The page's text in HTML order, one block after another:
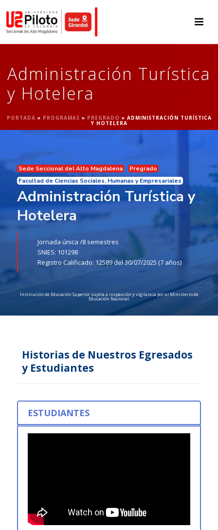
Administración Turística
y Hotelera
PORTADA » PROGRAMAS » PREGRADO » ADMINISTRACIÓN TURÍSTICA
Y HOTELERA
Sede Seccional del Alto Magdalena Pregrado
Facultad de Ciencias Sociales, Humanas y Empresariales
Administración Turística y
Hotelera
Jornada única /8 semestres
SNIES: 101298
Registro Calificado: 12589 del 30/07/2025 (7 años)
Institución de Educación Superior sujeta a inspección y vigilancia por el Ministerio de
Educación Nacional.
Historias de Nuestros Egresados
y Estudiantes
ESTUDIANTES